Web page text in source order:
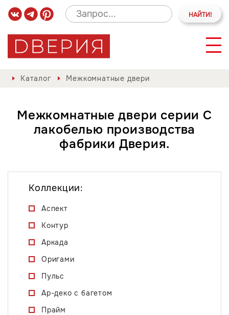
Каталог Межкомнатные двери
Межкомнатные двери серии С
лакобелью производства
фабрики Дверия.
Коллекции:
Аспект
Контур
Аркада
Оригами
Пульс
Ар-деко с багетом
Прайм